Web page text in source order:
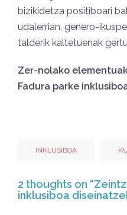
bizikidetza positiboari
udalerrian, genero-
talderik kaltetuenak
Zer-nolako
Fadura parke
INKLUSIBOA
2 thoughts on “
inklusiboa